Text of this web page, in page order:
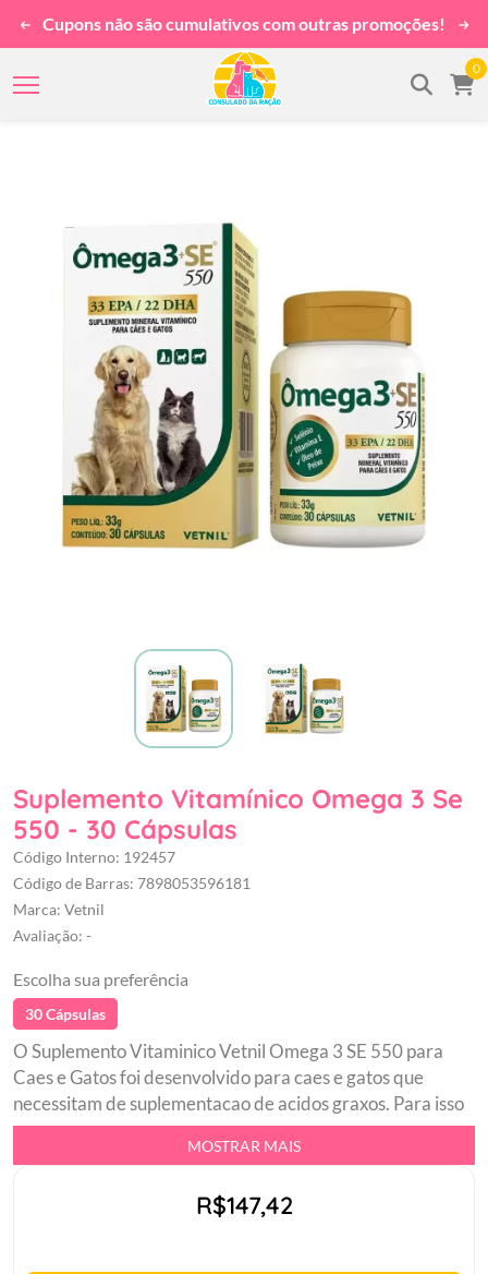
Cupons não são cumulativos com outras promoções!
0
Suplemento Vitamínico Omega 3 Se
550 - 30 Cápsulas
Código Interno: 192457
Código de Barras: 7898053596181
Marca: Vetnil
Avaliação: -
Escolha sua preferência
30 Cápsulas
O Suplemento Vitaminico Vetnil Omega 3 SE 550 para
Caes e Gatos foi desenvolvido para caes e gatos que
necessitam de suplementacao de acidos graxos. Para isso
voce pode contar com o suplemento para recompor as
vitaminas e nutrientes do seu amiguinho de quatro
marinhos de aguas friasbr Fornece EPA e DHA na
MOSTRAR MAIS
R$147,42